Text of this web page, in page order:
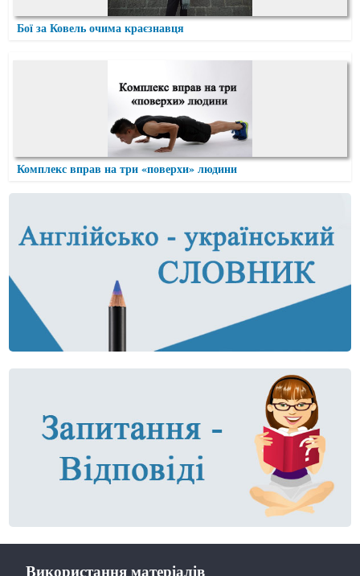
Бої за Ковель очима краєзнавця
Комплекс вправ на три «поверхи» людини
Використання матеріалів